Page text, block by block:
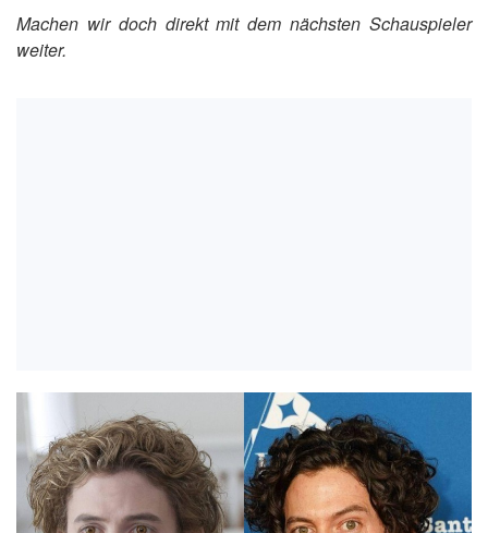
Machen wir doch direkt mit dem nächsten Schauspieler
weiter.